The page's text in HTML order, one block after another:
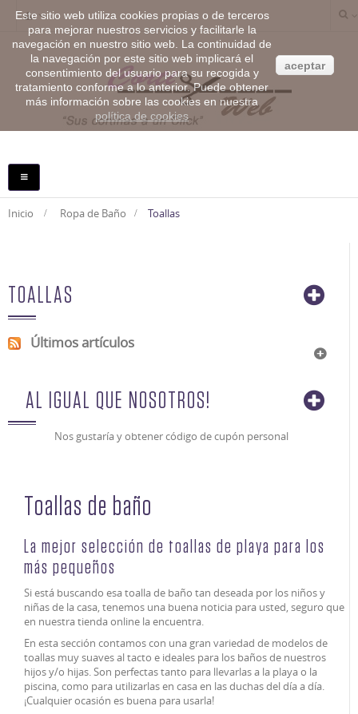
NAVEGACIÓN
TOGGLE
Inicio > Ropa de Baño > Toallas
TOALLAS
Últimos artículos
AL IGUAL QUE NOSOTROS!
Nos gustaría y obtener código de cupón personal
Toallas de baño
La mejor selección de toallas de playa para los
más pequeños
Si está buscando esa toalla de baño tan deseada por los niños y
niñas de la casa, tenemos una buena noticia para usted, seguro que
en nuestra tienda online la encuentra.
En esta sección contamos con una gran variedad de modelos de
toallas muy suaves al tacto e ideales para los baños de nuestros
hijos y/o hijas. Son perfectas tanto para llevarlas a la playa o la
piscina, como para utilizarlas en casa en las duchas del día a día.
¡Cualquier ocasión es buena para usarla!
Este sitio web utiliza cookies propias o de terceros
para mejorar nuestros servicios y facilitarle la
navegación en nuestro sitio web. La continuidad de
la navegación por este sitio web implicará el
consentimiento del usuario para su recogida y
tratamiento conforme a lo anterior. Puede obtener
más información sobre las cookies en nuestra
política de cookies
aceptar